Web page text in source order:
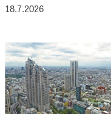
18.7.2026